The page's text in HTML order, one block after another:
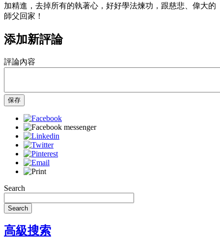
加精進，去掉所有的執著心，好好學法煉功，跟慈悲、偉大的
師父回家！
添加新評論
評論內容
保存
Search
Search
高級搜索